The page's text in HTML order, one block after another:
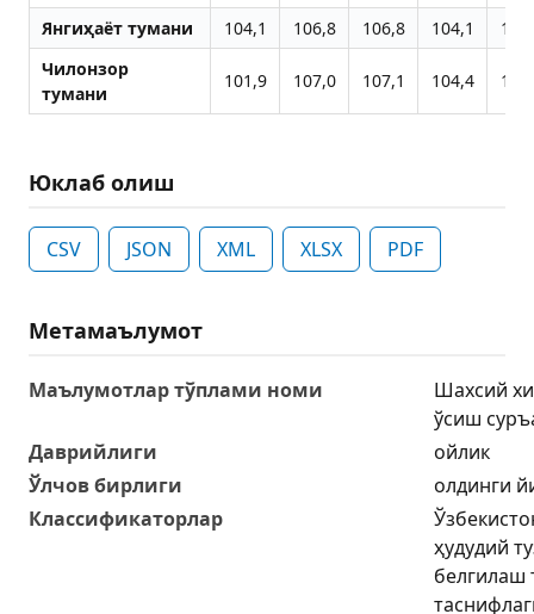
Янгиҳаёт тумани
104,1 106,8 106,8 104,1
Чилонзор
тумани
101,9 107,0 107,1 104,4
Юклаб олиш
CSV JSON XML XLSX PDF
Метамаълумот
Маълумотлар тўплами номи
Шахсий
ўсиш
Даврийлиги
ойлик
Ўлчов бирлиги
олдинги
Классификаторлар
ҳудудий
белгилаш